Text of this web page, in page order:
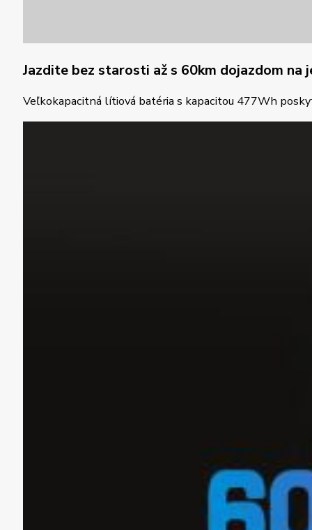
Jazdite bez starosti až s 60km dojazdom na
Veľkokapacitná lítiová batéria s kapacitou 477Wh